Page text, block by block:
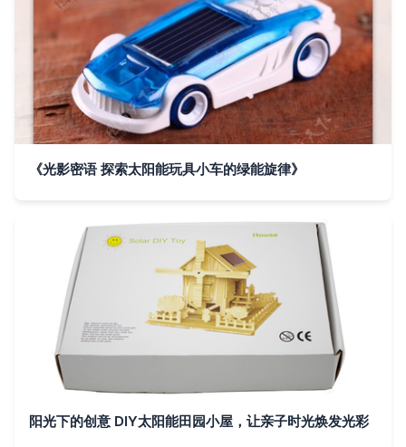
《光影密语 探索太阳能玩具小车的绿能旋律》
阳光下的创意 DIY太阳能田园小屋，让亲子时光焕发光彩